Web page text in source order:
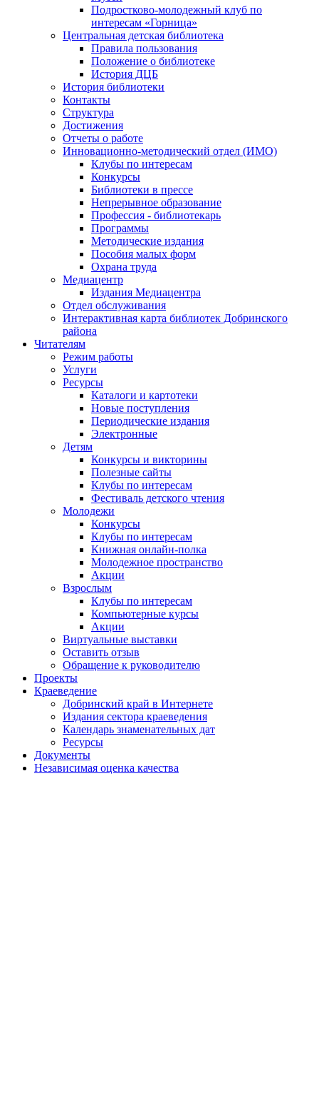
Подростково-молодежный клуб по
интересам «Горница»
Центральная детская библиотека
Правила пользования
Положение о библиотеке
История ДЦБ
История библиотеки
Контакты
Структура
Достижения
Отчеты о работе
Инновационно-методический отдел (ИМО)
Клубы по интересам
Конкурсы
Библиотеки в прессе
Непрерывное образование
Профессия - библиотекарь
Программы
Методические издания
Пособия малых форм
Охрана труда
Медиацентр
Издания Медиацентра
Отдел обслуживания
Интерактивная карта библиотек Добринского
района
Читателям
Режим работы
Услуги
Ресурсы
Каталоги и картотеки
Новые поступления
Периодические издания
Электронные
Детям
Конкурсы и викторины
Полезные сайты
Клубы по интересам
Фестиваль детского чтения
Молодежи
Конкурсы
Клубы по интересам
Книжная онлайн-полка
Молодежное пространство
Акции
Взрослым
Клубы по интересам
Компьютерные курсы
Акции
Виртуальные выставки
Оставить отзыв
Обращение к руководителю
Проекты
Краеведение
Добринский край в Интернете
Издания сектора краеведения
Календарь знаменательных дат
Ресурсы
Документы
Независимая оценка качества